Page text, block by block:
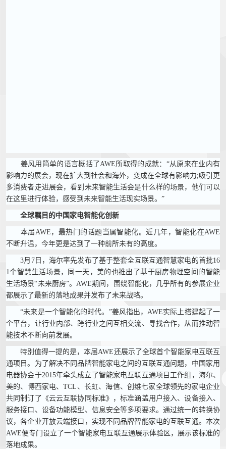
姜风用简单的语言概括了AWE所取得的成就：“从原来在业内有
影响力的展会，现在扩大到社会和海外，变成在全球有影响力;吸引更
多消费者走进展会，看到未来智能生活会是什么样的场景，他们可以
在这里进行体验，感受到未来智能生活现实场景。”
全球瞩目的中国家电智能化创新
本届AWE，最热门的话题当属智能化。近几年，智能化在AWE
不断升温，今年更是达到了一种前所未有的高度。
3月7日，海尔率先发布了基于整套全互联互通智慧家电的首批16
1个智慧生活场景，同一天，美的也推出了基于厨房物理空间的智能
生活场景“未来厨房”。AWE期间，围绕智能化，几乎所有的参展企业
都展示了最新的落地成果并发布了未来战略。
“未来是一个智能化的时代。”姜风指出，AWE实际上搭建起了一
个平台，让行业内部、跨行业之间互相交流、寻找合作，从而推动智
能技术不断向前发展。
特别值得一提的是，本届AWE还展示了全球首个智能家电互联互
通项目。为了解决不同品牌智能家电之间的互联互通问题，中国家用
电器协会于2015年牵头成立了智能家电互联互通项目工作组，海尔、
美的、博西家电、TCL、长虹、海信、创维七家全球领先的家电企业
共同制订了《云云互联协同标准》，标准涵盖用户接入、设备接入、
服务接口、设备功能模型、信息安全等多项要求。通过统一的转换协
议，各企业开放云端接口，实现不同品牌智能家电的互联互通。本次
AWE便专门设立了一个智能家电互联互通展示体验区，展示该标准的
落地成果。